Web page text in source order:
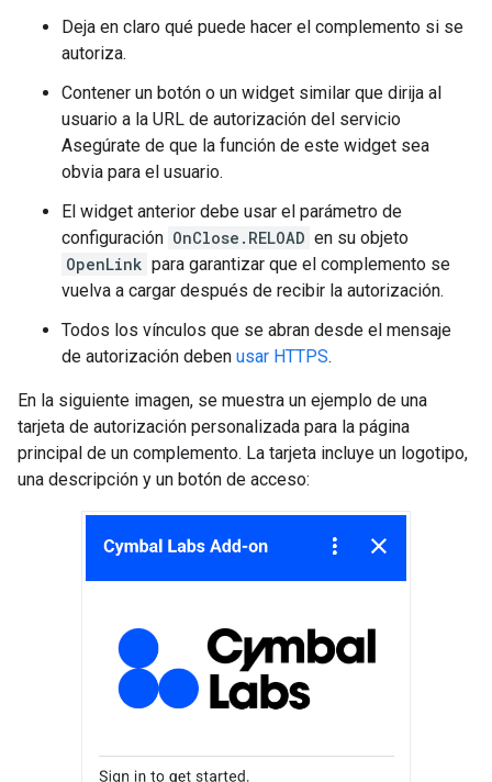
Deja en claro qué puede hacer el complemento si se
autoriza.
Contener un botón o un widget similar que dirija al
usuario a la URL de autorización del servicio
Asegúrate de que la función de este widget sea
obvia para el usuario.
El widget anterior debe usar el parámetro de
configuración OnClose.RELOAD en su objeto
OpenLink para garantizar que el complemento se
vuelva a cargar después de recibir la autorización.
Todos los vínculos que se abran desde el mensaje
de autorización deben usar HTTPS.
En la siguiente imagen, se muestra un ejemplo de una
tarjeta de autorización personalizada para la página
principal de un complemento. La tarjeta incluye un logotipo,
una descripción y un botón de acceso: